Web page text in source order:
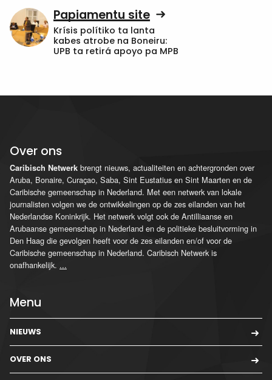
Papiamentu site
Krísis polítiko ta lanta
kabes atrobe na Boneiru:
UPB ta retirá apoyo pa MPB
Over ons
Caribisch Netwerk brengt nieuws, actualiteiten en achtergronden over
Aruba, Bonaire, Curaçao, Saba, Sint Eustatius en Sint Maarten en de
Caribische gemeenschap in Nederland. Met een netwerk van lokale
journalisten volgen we de ontwikkelingen op de zes eilanden van het
Nederlandse Koninkrijk. Het netwerk volgt ook de Antilliaanse en
Arubaanse gemeenschap in Nederland en de politieke besluitvorming in
Den Haag die gevolgen heeft voor de zes eilanden en/of voor de
Caribische gemeenschap in Nederland. Caribisch Netwerk is
onafhankelijk. ...
Menu
NIEUWS
OVER ONS